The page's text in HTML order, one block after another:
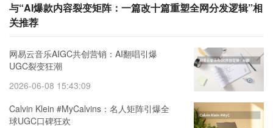
与“AI爆款内容裂变矩阵：一篇改十篇重塑全网分发逻辑”相
关推荐
网易云音乐AIGC共创营销：AI翻唱引爆
UGC裂变狂潮
2026-06-08 15:43:09
Calvin Klein #MyCalvins：名人矩阵引爆全
球UGC口碑狂欢